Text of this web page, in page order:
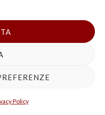
Policy
di un
– per le
della